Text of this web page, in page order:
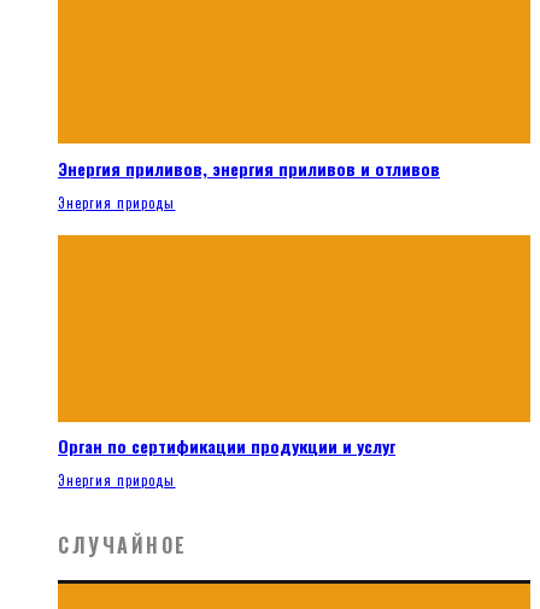
Энергия приливов, энергия приливов и отливов
Энергия природы
Орган по сертификации продукции и услуг
Энергия природы
СЛУЧАЙНОЕ